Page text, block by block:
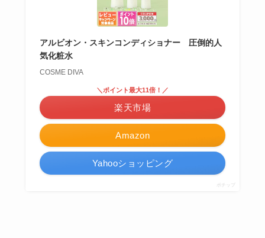
アルビオン・スキンコンディショナー 圧倒的人
気化粧水
COSME DIVA
Amazon
＼ポイント最大11倍！／
楽天市場
Yahooショッピング
ポチップ